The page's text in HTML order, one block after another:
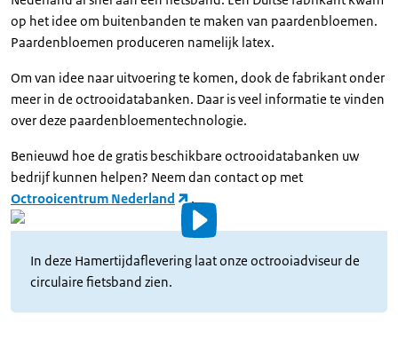
Video
details
In deze Hamertijdaflevering laat onze octrooiadviseur de
circulaire fietsband zien.
op het idee om buitenbanden te maken van paardenbloemen.
Paardenbloemen produceren namelijk latex.
Om van idee naar uitvoering te komen, dook de fabrikant onder
meer in de octrooidatabanken. Daar is veel informatie te vinden
over deze paardenbloementechnologie.
Benieuwd hoe de gratis beschikbare octrooidatabanken uw
bedrijf kunnen helpen? Neem dan contact op met
Octrooicentrum Nederland
.